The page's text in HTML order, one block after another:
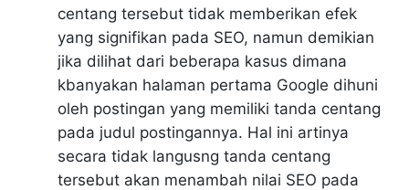
centang tersebut tidak memberikan efek
yang signifikan pada SEO, namun demikian
jika dilihat dari beberapa kasus dimana
kbanyakan halaman pertama Google dihuni
oleh postingan yang memiliki tanda centang
pada judul postingannya. Hal ini artinya
secara tidak langusng tanda centang
tersebut akan menambah nilai SEO pada